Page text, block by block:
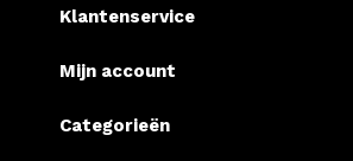
Klantenservice
Mijn account
Categorieën